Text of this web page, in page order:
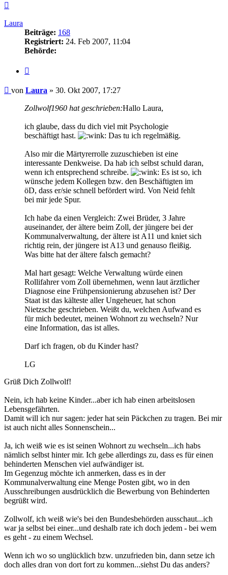
Laura
Beiträge: 168
Registriert: 24. Feb 2007, 11:04
Behörde:
Beitrag
von Laura » 30. Okt 2007, 17:27
Zollwolf1960 hat geschrieben:Hallo Laura,
ich glaube, dass du dich viel mit Psychologie
beschäftigt hast.
Das tu ich regelmäßig.
Also mir die Märtyrerrolle zuzuschieben ist eine
interessante Denkweise. Da hab ich selbst schuld daran,
wenn ich entsprechend schreibe.
Es ist so, ich
wünsche jedem Kollegen bzw. den Beschäftigten im
öD, dass er/sie schnell befördert wird. Von Neid fehlt
bei mir jede Spur.
Ich habe da einen Vergleich: Zwei Brüder, 3 Jahre
auseinander, der ältere beim Zoll, der jüngere bei der
Kommunalverwaltung, der ältere ist A11 und kniet sich
richtig rein, der jüngere ist A13 und genauso fleißig.
Was bitte hat der ältere falsch gemacht?
Mal hart gesagt: Welche Verwaltung würde einen
Rollifahrer vom Zoll übernehmen, wenn laut ärztlicher
Diagnose eine Frühpensionierung abzusehen ist? Der
Staat ist das kälteste aller Ungeheuer, hat schon
Nietzsche geschrieben. Weißt du, welchen Aufwand es
für mich bedeutet, meinen Wohnort zu wechseln? Nur
eine Information, das ist alles.
Darf ich fragen, ob du Kinder hast?
LG
Grüß Dich Zollwolf!
Nein, ich hab keine Kinder...aber ich hab einen arbeitslosen
Lebensgefährten.
Damit will ich nur sagen: jeder hat sein Päckchen zu tragen. Bei mir
ist auch nicht alles Sonnenschein...
Ja, ich weiß wie es ist seinen Wohnort zu wechseln...ich habs
nämlich selbst hinter mir. Ich gebe allerdings zu, dass es für einen
behinderten Menschen viel aufwändiger ist.
Im Gegenzug möchte ich anmerken, dass es in der
Kommunalverwaltung eine Menge Posten gibt, wo in den
Ausschreibungen ausdrücklich die Bewerbung von Behinderten
begrüßt wird.
Zollwolf, ich weiß wie's bei den Bundesbehörden ausschaut...ich
war ja selbst bei einer...und deshalb rate ich doch jedem - bei wem
es geht - zu einem Wechsel.
Wenn ich wo so unglücklich bzw. unzufrieden bin, dann setze ich
doch alles dran von dort fort zu kommen...siehst Du das anders?